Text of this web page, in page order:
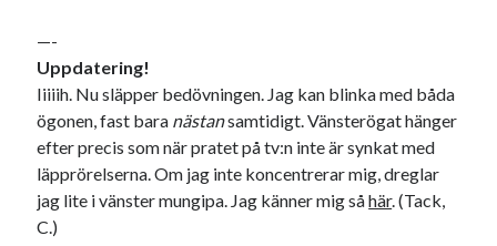
Dessa har något helt annat gemensamt
En amerikansk språkpolis
Fula biblioteksböcker
Egna länkar
Bokstävlar & AI – mitt levebröd. Gå en kurs!
—-
Uppdatering!
Iiiiih. Nu släpper bedövningen. Jag kan blinka med båda
ögonen, fast bara nästansamtidigt. Vänsterögat hänger
efter precis som när pratet på tv:n inte är synkat med
läpprörelserna. Om jag inte koncentrerar mig, dreglar
jag lite i vänster mungipa. Jag känner mig såhär. (Tack,
C.)